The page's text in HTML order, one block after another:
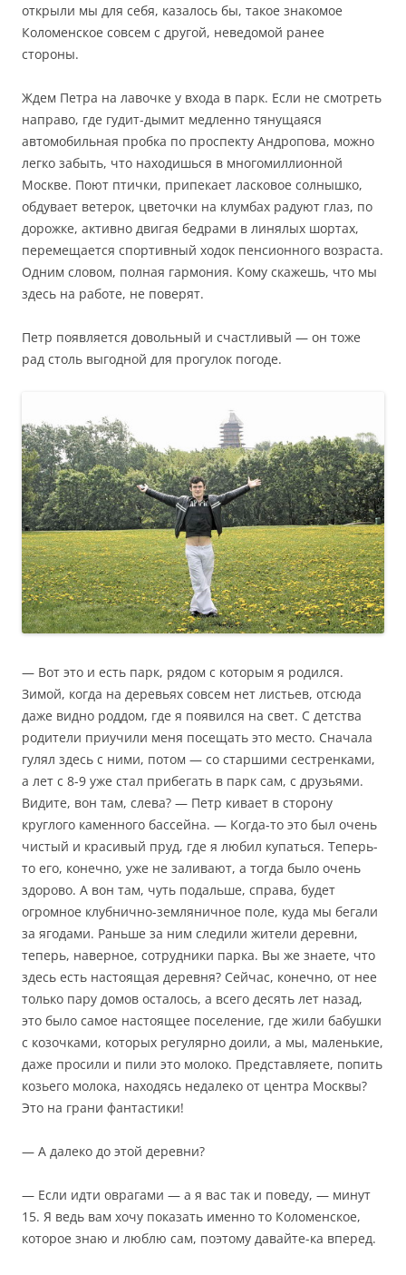
открыли мы для себя, казалось бы, такое знакомое
Коломенское совсем с другой, неведомой ранее
стороны.
Ждем Петра на лавочке у входа в парк. Если не смотреть
направо, где гудит-дымит медленно тянущаяся
автомобильная пробка по проспекту Андропова, можно
легко забыть, что находишься в многомиллионной
Москве. Поют птички, припекает ласковое солнышко,
обдувает ветерок, цветочки на клумбах радуют глаз, по
дорожке, активно двигая бедрами в линялых шортах,
перемещается спортивный ходок пенсионного возраста.
Одним словом, полная гармония. Кому скажешь, что мы
здесь на работе, не поверят.
Петр появляется довольный и счастливый — он тоже
рад столь выгодной для прогулок погоде.
— Вот это и есть парк, рядом с которым я родился.
Зимой, когда на деревьях совсем нет листьев, отсюда
даже видно роддом, где я появился на свет. С детства
родители приучили меня посещать это место. Сначала
гулял здесь с ними, потом — со старшими сестренками,
а лет с 8-9 уже стал прибегать в парк сам, с друзьями.
Видите, вон там, слева? — Петр кивает в сторону
круглого каменного бассейна. — Когда-то это был очень
чистый и красивый пруд, где я любил купаться. Теперь-
то его, конечно, уже не заливают, а тогда было очень
здорово. А вон там, чуть подальше, справа, будет
огромное клубнично-земляничное поле, куда мы бегали
за ягодами. Раньше за ним следили жители деревни,
теперь, наверное, сотрудники парка. Вы же знаете, что
здесь есть настоящая деревня? Сейчас, конечно, от нее
только пару домов осталось, а всего десять лет назад,
это было самое настоящее поселение, где жили бабушки
с козочками, которых регулярно доили, а мы, маленькие,
даже просили и пили это молоко. Представляете, попить
козьего молока, находясь недалеко от центра Москвы?
Это на грани фантастики!
— А далеко до этой деревни?
— Если идти оврагами — а я вас так и поведу, — минут
15. Я ведь вам хочу показать именно то Коломенское,
которое знаю и люблю сам, поэтому давайте-ка вперед.